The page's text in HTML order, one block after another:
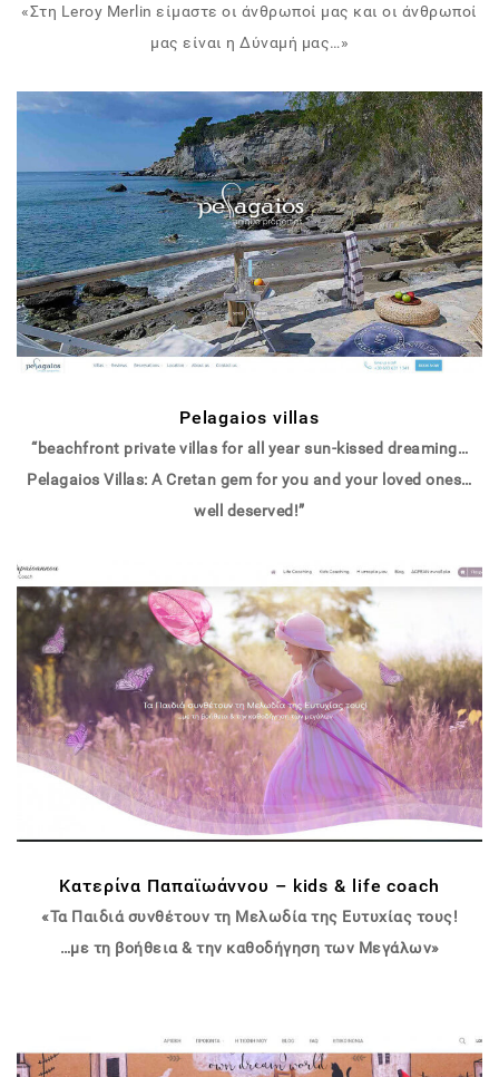
«Στη Leroy Merlin είμαστε οι άνθρωποί μας και οι άνθρωποί
μας είναι η Δύναμή μας…»
Pelagaios villas
“beachfront private villas for all year sun-kissed dreaming…
Pelagaios Villas: A Cretan gem for you and your loved ones…
well deserved!”
Κατερίνα Παπαϊωάννου – kids & life coach
«Τα Παιδιά συνθέτουν τη Μελωδία της Ευτυχίας τους!
…με τη βοήθεια & την καθοδήγηση των Μεγάλων»